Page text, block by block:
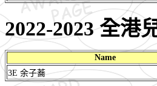
2022-2023 全港
Name
3E 余子蕎